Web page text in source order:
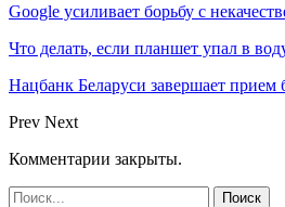
Google усиливает борьбу с
Что делать, если планшет упал в
Нацбанк Беларуси завершает прием
Prev Next
Комментарии закрыты.